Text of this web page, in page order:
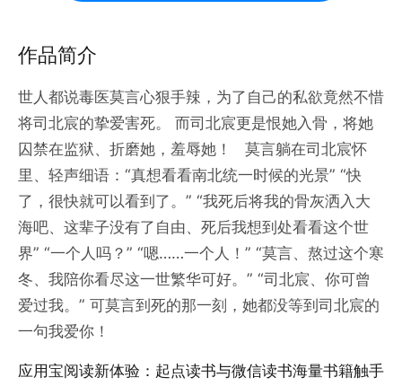
作品简介
世人都说毒医莫言心狠手辣，为了自己的私欲竟然不惜
将司北宸的挚爱害死。 而司北宸更是恨她入骨，将她
囚禁在监狱、折磨她，羞辱她！ 莫言躺在司北宸怀
里、轻声细语：“真想看看南北统一时候的光景” “快
了，很快就可以看到了。” “我死后将我的骨灰洒入大
海吧、这辈子没有了自由、死后我想到处看看这个世
界” “一个人吗？” “嗯……一个人！” “莫言、熬过这个寒
冬、我陪你看尽这一世繁华可好。” “司北宸、你可曾
爱过我。” 可莫言到死的那一刻，她都没等到司北宸的
一句我爱你！
应用宝阅读新体验：起点读书与微信读书海量书籍触手